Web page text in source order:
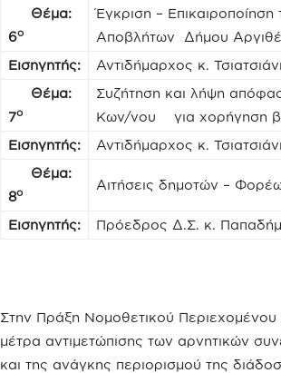
Θέμα:
6ο
Έγκριση –
Αποβλήτων Δήμου
Εισηγητής:
Αντιδήμαρχος κ.
Θέμα:
7ο
Συζήτηση και λήψη
Κων/νου για χορήγηση
Εισηγητής:
Αντιδήμαρχος κ.
Θέμα:
8ο
Αιτήσεις δημοτών –
Εισηγητής: Πρόεδρος Δ.Σ. κ.
Στην Πράξη Νομοθετικού
μέτρα αντιμετώπισης των αρνητικών
και της ανάγκης περιορισμού της